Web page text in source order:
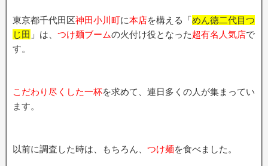
東京都千代田区神田小川町に本店を構える「めん徳二代目つ
じ田 」は、 つけ麺ブームの火付け役となった超有名人気店で
す。
こだわり尽くした一杯を求めて、連日多くの人が集まってい
ます。
以前に調査した時は、もちろん、 つけ麺を食べました。